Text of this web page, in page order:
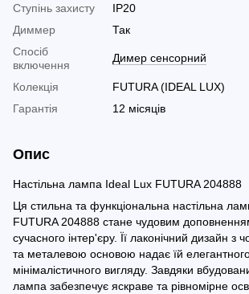
Ступінь захисту
IP20
Диммер
Так
Спосіб
включення
Димер сенсорний
Колекція
FUTURA (IDEAL LUX)
Гарантія
12 місяців
Опис
Настільна лампа Ideal Lux FUTURA 204888
Ця стильна та функціональна настільна
FUTURA 204888 стане чудовим
сучасного інтер'єру. Її лаконічний дизайн
та металевою основою надає їй
мінімалістичного вигляду. Завдяки
лампа забезпечує яскраве та рівномірне